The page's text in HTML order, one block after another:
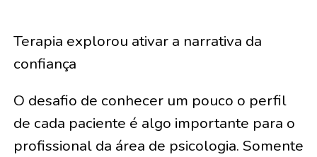
Terapia explorou ativar a narrativa da
confiança
O desafio de conhecer um pouco o perfil
de cada paciente é algo importante para o
profissional da área de psicologia. Somente